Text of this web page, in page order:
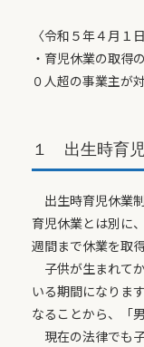
〈令和５年４月１
・育児休業の取得
０人超の事業主が対
１ 出生時育
出生時育児休業
育児休業とは別に
週間まで休業を取
子供が生まれて
いる期間になりま
なることから、「
現在の法律でも